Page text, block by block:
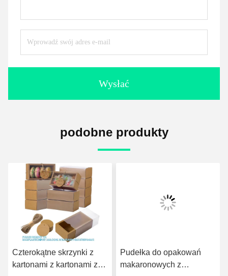
Wysłać
podobne produkty
Czterokątne skrzynki z
kartonami z kartonami z
Pudełka do opakowań
makaronowych z